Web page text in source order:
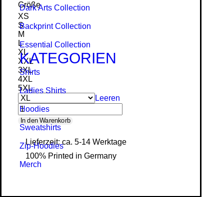
Dark Arts Collection
Backprint Collection
Essential Collection
KATEGORIEN
Shirts
Ladies Shirts
Hoodies
Sweat­shirts
Zip-Hoodies
Merch
Größe
XS
S
M
L
XL
XXL
3XL
4XL
5XL
Leeren
Nocturnal
Rider
-
Organic
In den Warenkorb
Lieferzeit: ca. 5-14 Werktage
100% Printed in Germany